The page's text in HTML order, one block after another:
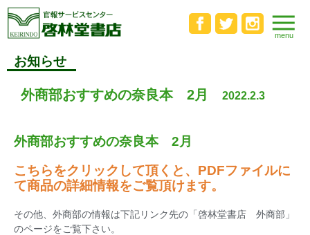
お知らせ
外商部おすすめの奈良本 2月 2022.2.3
外商部おすすめの奈良本 2月
こちらをクリックして頂くと、PDFファイルに
て商品の詳細情報をご覧頂けます。
その他、外商部の情報は下記リンク先の「啓林堂書店 外商部」
のページをご覧下さい。